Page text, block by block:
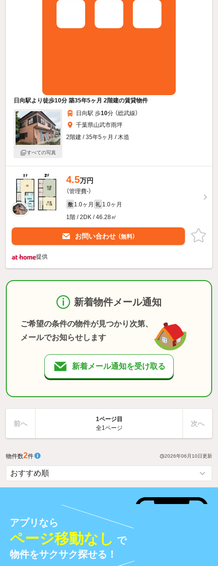
日向駅より徒歩10分 築35年5ヶ月 2階建の賃貸物件
すべての写真
日向駅 歩10分 （総武線）
千葉県山武市雨坪
2階建 / 35年5ヶ月 / 木造
4.5万円
（管理費-）
敷 1.0ヶ月 礼 1.0ヶ月
1階 / 2DK / 46.28㎡
お問い合わせ （無料）
提供
新着物件メール通知
ご希望の条件の物件が見つかり次第、
メールでお知らせします
新着メール通知を受け取る
前へ
1ページ目
全1ページ
次へ
物件数2件 2026年06月10日 更新
アプリなら
ページ移動なし で
物件をサクサク探せる！